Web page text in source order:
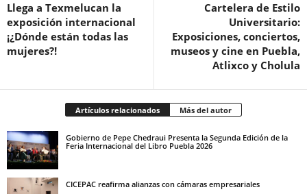
Llega a Texmelucan la
exposición internacional
¡¿Dónde están todas las
mujeres?!
Cartelera de Estilo
Universitario:
Exposiciones, conciertos,
museos y cine en Puebla,
Atlixco y Cholula
Artículos relacionados Más del autor
Gobierno de Pepe Chedraui Presenta la Segunda Edición de la
Feria Internacional del Libro Puebla 2026
CICEPAC reafirma alianzas con cámaras empresariales